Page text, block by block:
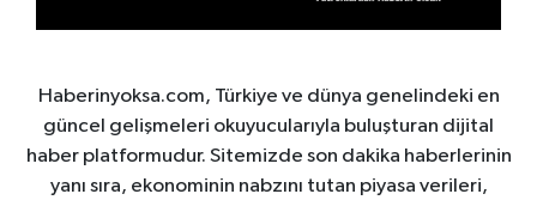
Haberinyoksa.com, Türkiye ve dünya genelindeki en
güncel gelişmeleri okuyucularıyla buluşturan dijital
haber platformudur. Sitemizde son dakika haberlerinin
yanı sıra, ekonominin nabzını tutan piyasa verileri,